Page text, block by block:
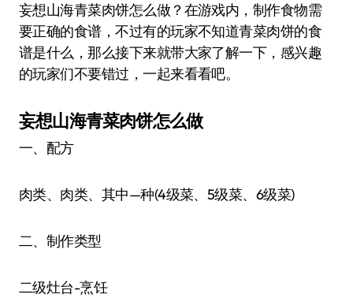
妄想山海青菜肉饼怎么做？在游戏内，制作食物需
要正确的食谱，不过有的玩家不知道青菜肉饼的食
谱是什么，那么接下来就带大家了解一下，感兴趣
的玩家们不要错过，一起来看看吧。
妄想山海青菜肉饼怎么做
一、配方
肉类、肉类、其中—种(4级菜、5级菜、6级菜)
二、制作类型
二级灶台-烹饪